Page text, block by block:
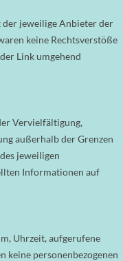
jeweilige Anbieter der
keine Rechtsverstöße
Link umgehend
Vervielfältigung,
außerhalb der Grenzen
jeweiligen
Informationen auf
Uhrzeit, aufgerufene
keine personenbezogenen